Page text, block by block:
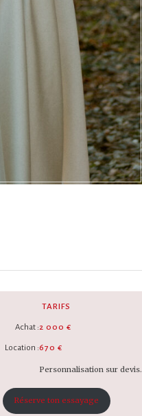
TARIFS
Achat :
Location :
2 000 €
670 €
Personnalisation sur devis.
Réserve ton essayage